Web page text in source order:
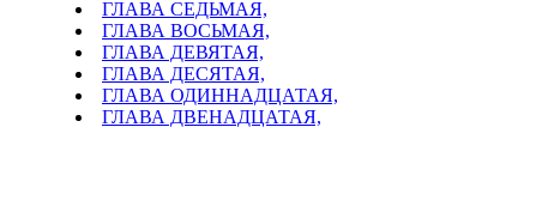
ГЛАВА СЕДЬМАЯ,
ГЛАВА ВОСЬМАЯ,
ГЛАВА ДЕВЯТАЯ,
ГЛАВА ДЕСЯТАЯ,
ГЛАВА ОДИННАДЦАТАЯ,
ГЛАВА ДВЕНАДЦАТАЯ,